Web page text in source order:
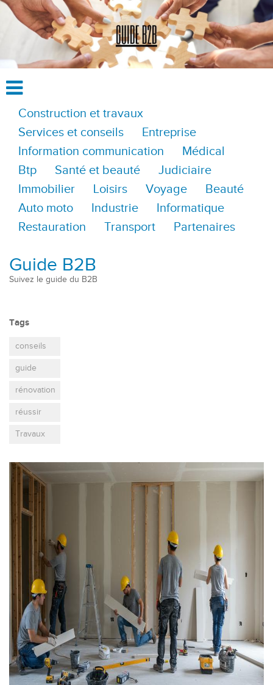
Construction et travaux
Services et conseils
Entreprise
Information communication
Médical
Btp
Santé et beauté
Judiciaire
Immobilier
Loisirs Voyage
Beauté
Auto moto
Industrie
Informatique
Restauration
Transport Partenaires
Guide B2B
Suivez le guide du B2B
Tags
conseils
guide
rénovation
réussir
Travaux